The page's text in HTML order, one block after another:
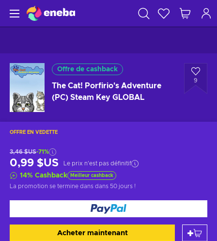
Offre de cashback
The Cat! Porfirio's Adventure
(PC) Steam Key GLOBAL
9
OFFRE EN VEDETTE
3,46 $US-71%
0,99 $US Le prix n'est pas définitif
14% Cashback Meilleur cashback
La promotion se termine dans dans 50 jours !
Acheter maintenant